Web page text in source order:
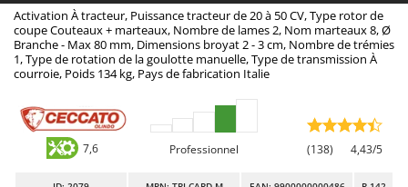
Aspirateurs - Balais Électriques
Aspirateurs à cendres
Aspirateurs à feuilles sur roues
Aspirateurs Multifonctions
Atomiseurs agricoles pour tracteurs
Aima
Airmec
AL-KO
Alce
Alpina
Activation À tracteur, Puissance tracteur de 20 à 50 CV, Type rotor de
coupe Couteaux + marteaux, Nombre de lames 2, Nom marteaux 8, Ø
Branche - Max 80 mm, Dimensions broyat 2 - 3 cm, Nombre de trémies
1, Type de rotation de la goulotte manuelle, Type de transmission À
courroie, Poids 134 kg, Pays de fabrication Italie
7,6 Professionnel (138) 4,43/5